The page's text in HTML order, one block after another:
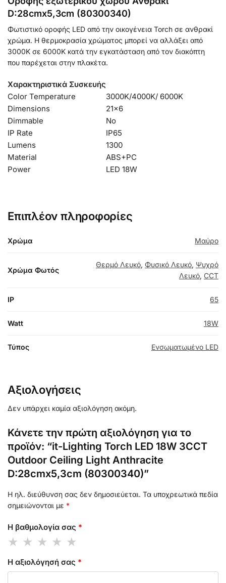
D:28cmx5,3cm (80300340)
Φωτιστικό οροφής LED από την οικογένεια Torch σε ανθρακί
χρώμα. Η θερμοκρασία χρώματος μπορεί να αλλάξει από
3000K σε 6000K κατά την εγκατάσταση από τον διακόπτη
που παρέχεται στην πλακέτα.
Χαρακτηριστικά Συσκευής
Color Temperature
3000K/4000K/ 6000K
Dimensions
21×6
Dimmable
No
IP Rate
IP65
Lumens
1300
Material
ABS+PC
Power
LED 18W
Επιπλέον πληροφορίες
Χρώμα Μαύρο
Χρώμα Φωτός
Θερμό Λευκό, Φυσικό Λευκό, Ψυχρό
Λευκό, CCT
IP 65
Watt 18W
Τύπος Ενσωματωμένο LED
Αξιολογήσεις
Δεν υπάρχει καμία αξιολόγηση ακόμη.
Κάνετε την πρώτη αξιολόγηση για το
προϊόν: “it-Lighting Torch LED 18W 3CCT
Outdoor Ceiling Light Anthracite
D:28cmx5,3cm (80300340)”
Η ηλ. διεύθυνση σας δεν δημοσιεύεται. Τα υποχρεωτικά πεδία
σημειώνονται με *
Η βαθμολογία σας *
Η αξιολόγησή σας *